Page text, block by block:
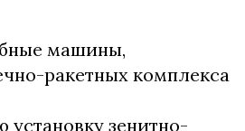
машины,
ракетных комплекса
установку зенитно-